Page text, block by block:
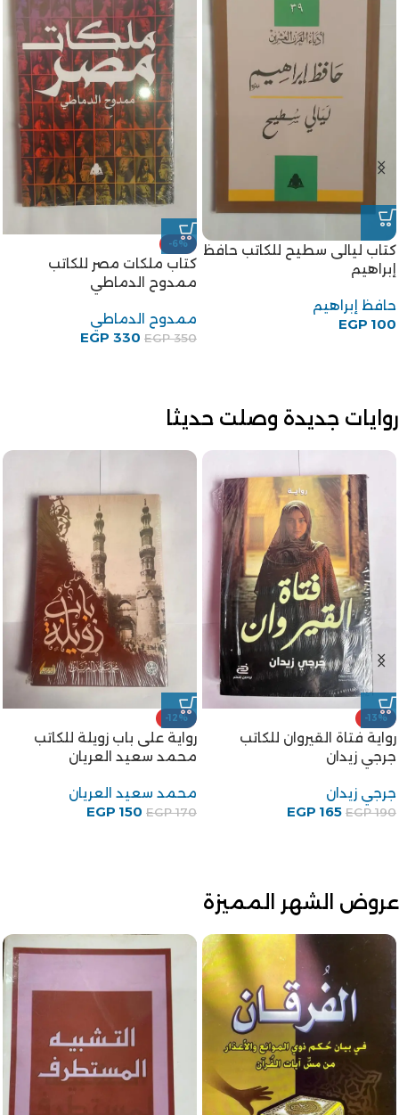
كتاب ليالى سطيح للكاتب حافظ
إبراهيم
حافظ إبراهيم
EGP 100
-6%
كتاب ملكات مصر للكاتب
ممدوح الدماطي
ممدوح الدماطي
EGP350
EGP 330
روايات جديدة وصلت حديثا
-13%
رواية فتاة القيروان للكاتب
جرجي زيدان
جرجي زيدان
EGP190
EGP 165
-12%
رواية على باب زويلة للكاتب
محمد سعيد العريان
محمد سعيد العريان
EGP170
EGP 150
عروض الشهر المميزة